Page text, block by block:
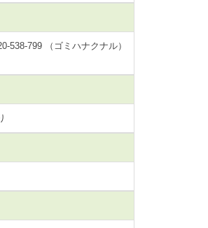
538-799 （ゴミハナクナル）